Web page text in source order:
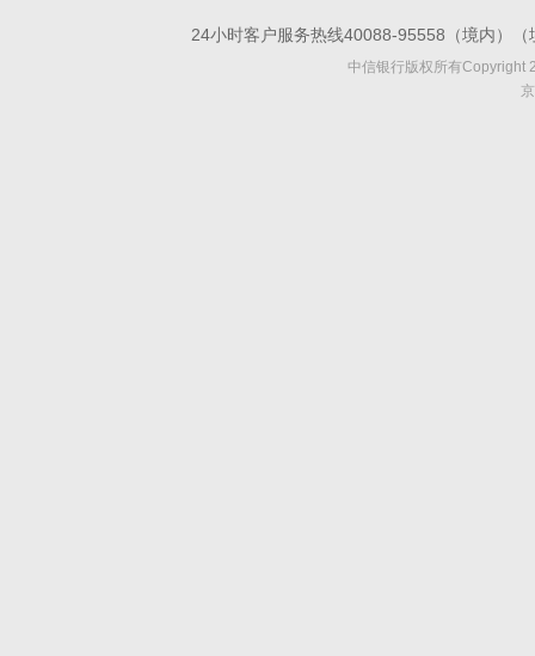
24小时客户服务热线40088-95558（境内）
中信银行版权所有Copyright